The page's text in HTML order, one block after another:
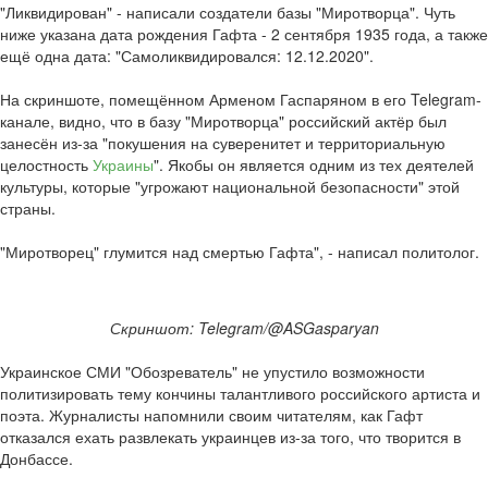
"Ликвидирован" - написали создатели базы "Миротворца". Чуть
ниже указана дата рождения Гафта - 2 сентября 1935 года, а также
ещё одна дата: "Самоликвидировался: 12.12.2020".
На скриншоте, помещённом Арменом Гаспаряном в его Telegram-
канале, видно, что в базу "Миротворца" российский актёр был
занесён из-за "покушения на суверенитет и территориальную
целостность Украины". Якобы он является одним из тех деятелей
культуры, которые "угрожают национальной безопасности" этой
страны.
"Миротворец" глумится над смертью Гафта", - написал политолог.
Скриншот: Telegram/@ASGasparyan
Украинское СМИ "Обозреватель" не упустило возможности
политизировать тему кончины талантливого российского артиста и
поэта. Журналисты напомнили своим читателям, как Гафт
отказался ехать развлекать украинцев из-за того, что творится в
Донбассе.